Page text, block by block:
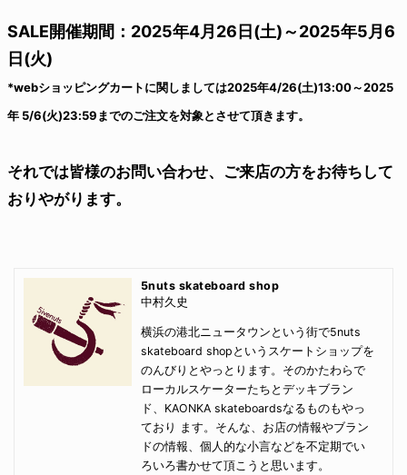
SALE開催期間：2025年4月26日(土)～2025年5月6
日(火)
*webショッピングカートに関しましては2025年4/26(土)13:00～2025
年 5/6(火)23:59までのご注文を対象とさせて頂きます。
それでは皆様のお問い合わせ、ご来店の方をお待ちして
おりやがります。
5nuts skateboard shop
中村久史
横浜の港北ニュータウンという街で5nuts
skateboard shopというスケートショップを
のんびりとやっとります。そのかたわらで
ローカルスケーターたちとデッキブラン
ド、KAONKA skateboardsなるものもやっ
ており ます。そんな、お店の情報やブラン
ドの情報、個人的な小言などを不定期でい
ろいろ書かせて頂こうと思います。